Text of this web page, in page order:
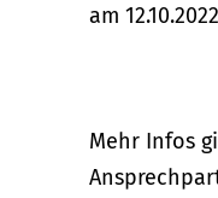
am
Mehr Infos